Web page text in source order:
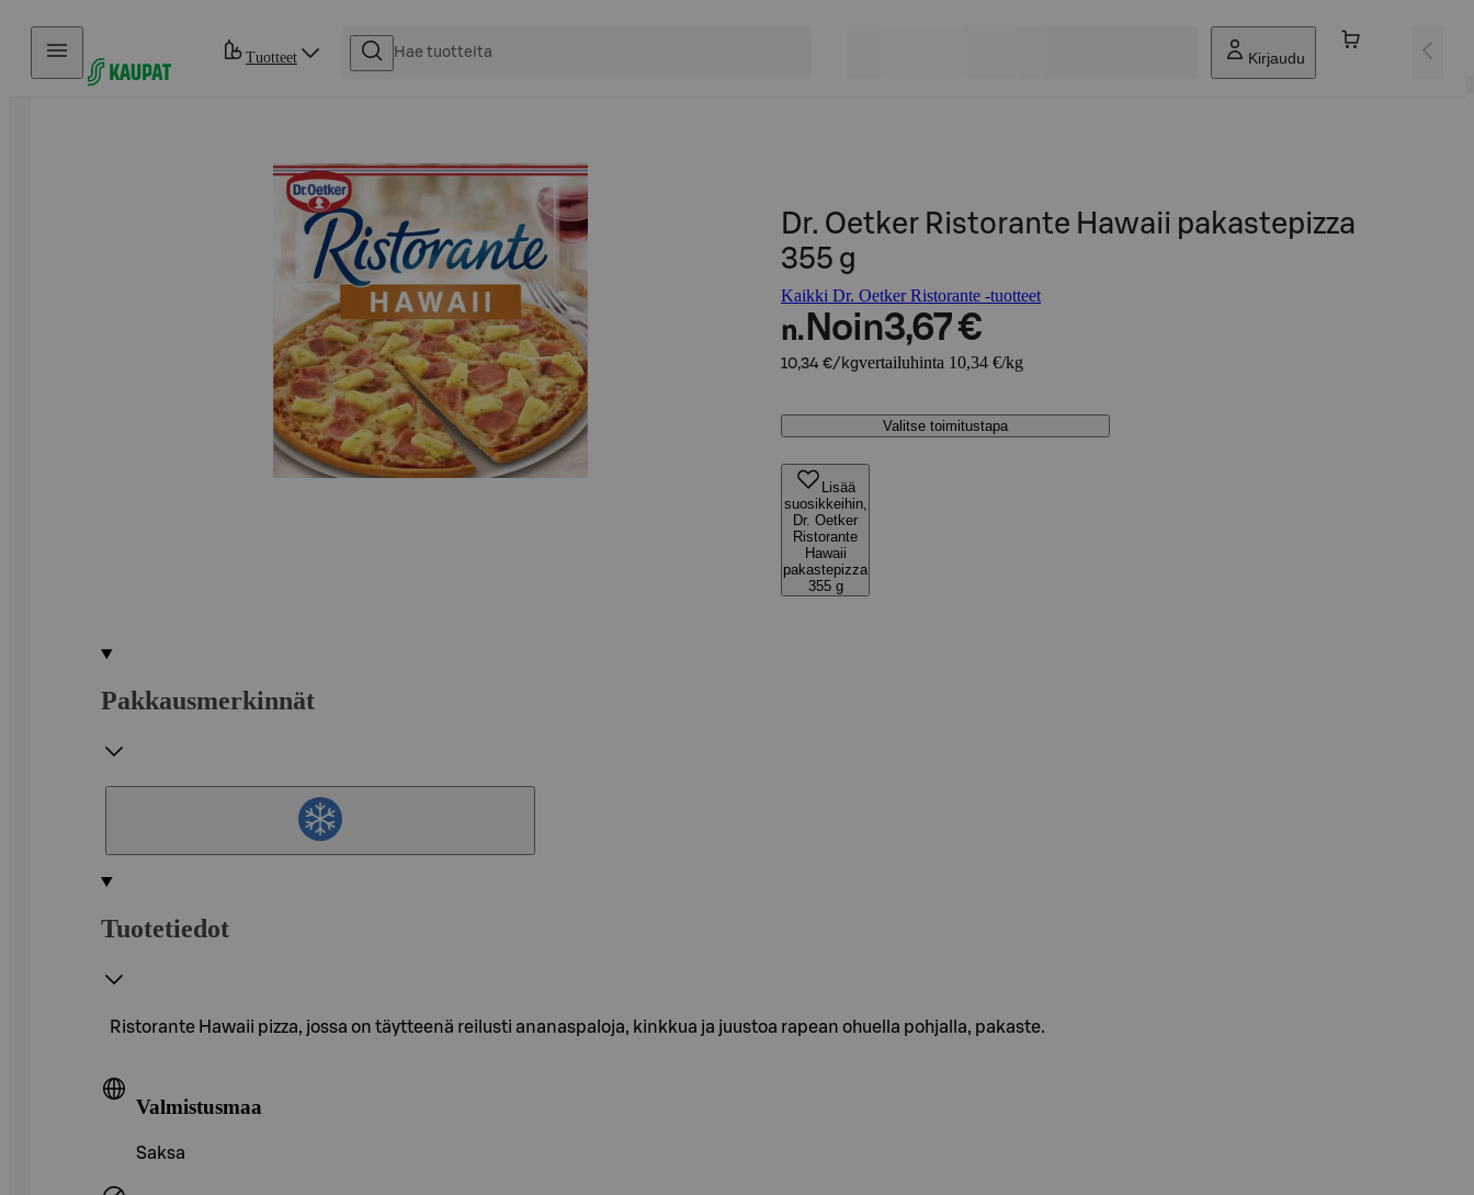
Hyppää sisältöön
Tuotteet Kirjaudu
Dr. Oetker Ristorante Hawaii pakastepizza
355 g
Kaikki Dr. Oetker Ristorante -tuotteet
n. Noin3,67 €
10,34 €/kgvertailuhinta 10,34 €/kg
Valitse toimitustapa
Lisää
suosikkeihin,
Dr. Oetker
Ristorante
Hawaii
pakastepizza
355 g
Pakkausmerkinnät
Tuotetiedot
Ristorante Hawaii pizza, jossa on täytteenä reilusti ananaspaloja, kinkkua ja juustoa rapean ohuella pohjalla, pakaste.
Valmistusmaa
Saksa